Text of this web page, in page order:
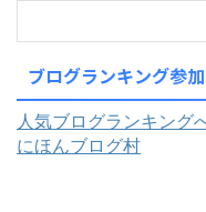
ブログランキング参
人気ブログランキング
にほんブログ村